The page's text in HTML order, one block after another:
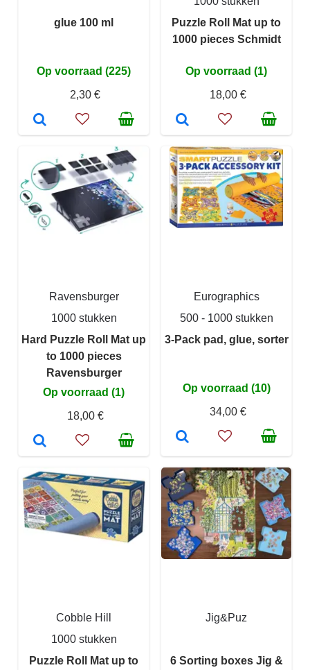
glue 100 ml
Op voorraad (225)
2,30 €
Puzzle Roll Mat up to
1000 pieces Schmidt
Op voorraad (1)
18,00 €
Ravensburger
1000 stukken
Hard Puzzle Roll Mat up
to 1000 pieces
Ravensburger
Op voorraad (1)
18,00 €
Eurographics
500 - 1000 stukken
3-Pack pad, glue, sorter
Op voorraad (10)
34,00 €
Cobble Hill
1000 stukken
Puzzle Roll Mat up to
Jig&Puz
6 Sorting boxes Jig &